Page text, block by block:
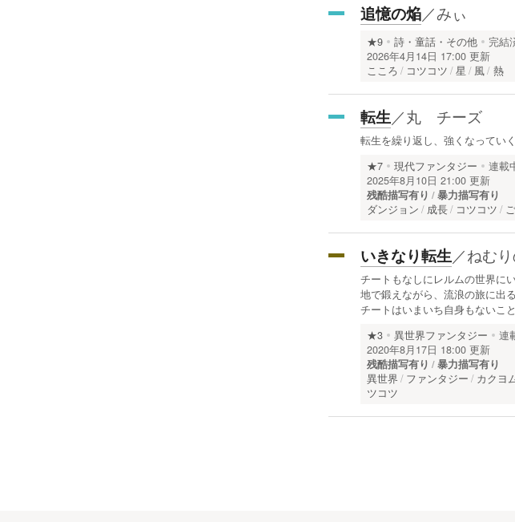
追憶の焔／みぃ
★9 詩・童話・その他 完結
2026年4月14日 17:00 更新
こころ
コツコツ 星 風 熱
転生／丸 チーズ
転生を繰り返し、強くなってい
★7 現代ファンタジー 連載
2025年8月10日 21:00 更新
残酷描写有り
暴力描写有り
ダンジョン
成長 コツコツ
いきなり転生／ねむ
チートもなしにレルムの世界に
地で鍛えながら、流浪の旅に出
チートはいまいち自身もないこ
★3 異世界ファンタジー 連
2020年8月17日 18:00 更新
残酷描写有り
暴力描写有り
異世界
ファンタジー カクヨ
ツコツ